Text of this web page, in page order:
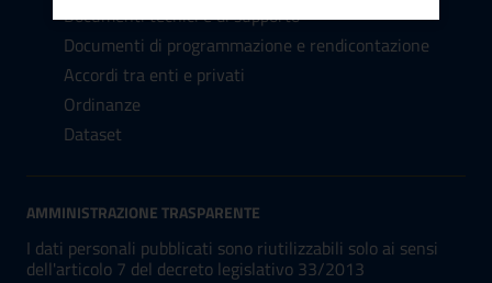
Documenti tecnici e di supporto
Documenti di programmazione e rendicontazione
Accordi tra enti e privati
Ordinanze
Dataset
AMMINISTRAZIONE TRASPARENTE
I dati personali pubblicati sono riutilizzabili solo ai sensi
dell'articolo 7 del decreto legislativo 33/2013